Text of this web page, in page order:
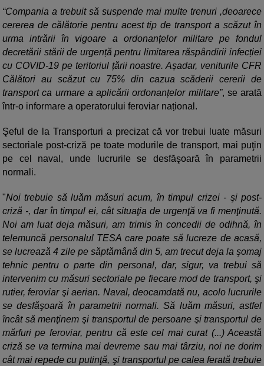
“Compania a trebuit să suspende mai multe trenuri ,deoarece
cererea de călătorie pentru acest tip de transport a scăzut în
urma intrării în vigoare a ordonanțelor militare pe fondul
decretării stării de urgență pentru limitarea răspândirii infecției
cu COVID-19 pe teritoriul țării noastre. Așadar, veniturile CFR
Călători au scăzut cu 75% din cazua scăderii cererii de
transport ca urmare a aplicării ordonanțelor militare”, se arată
într-o informare a operatorului feroviar național.
Şeful de la Transporturi a precizat că vor trebui luate măsuri
sectoriale post-criză pe toate modurile de transport, mai puţin
pe cel naval, unde lucrurile se desfăşoară în parametrii
normali.
"Noi trebuie să luăm măsuri acum, în timpul crizei - şi post-
criză -, dar în timpul ei, cât situaţia de urgenţă va fi menţinută.
Noi am luat deja măsuri, am trimis în concedii de odihnă, în
telemuncă personalul TESA care poate să lucreze de acasă,
se lucrează 4 zile pe săptămână din 5, am trecut deja la şomaj
tehnic pentru o parte din personal, dar, sigur, va trebui să
intervenim cu măsuri sectoriale pe fiecare mod de transport, şi
rutier, feroviar şi aerian. Naval, deocamdată nu, acolo lucrurile
se desfăşoară în parametrii normali. Să luăm măsuri, astfel
încât să menţinem şi transportul de persoane şi transportul de
mărfuri pe feroviar, pentru că este cel mai curat (...) Această
criză se va termina mai devreme sau mai târziu, noi ne dorim
cât mai repede cu putinţă, şi transportul pe calea ferată trebuie